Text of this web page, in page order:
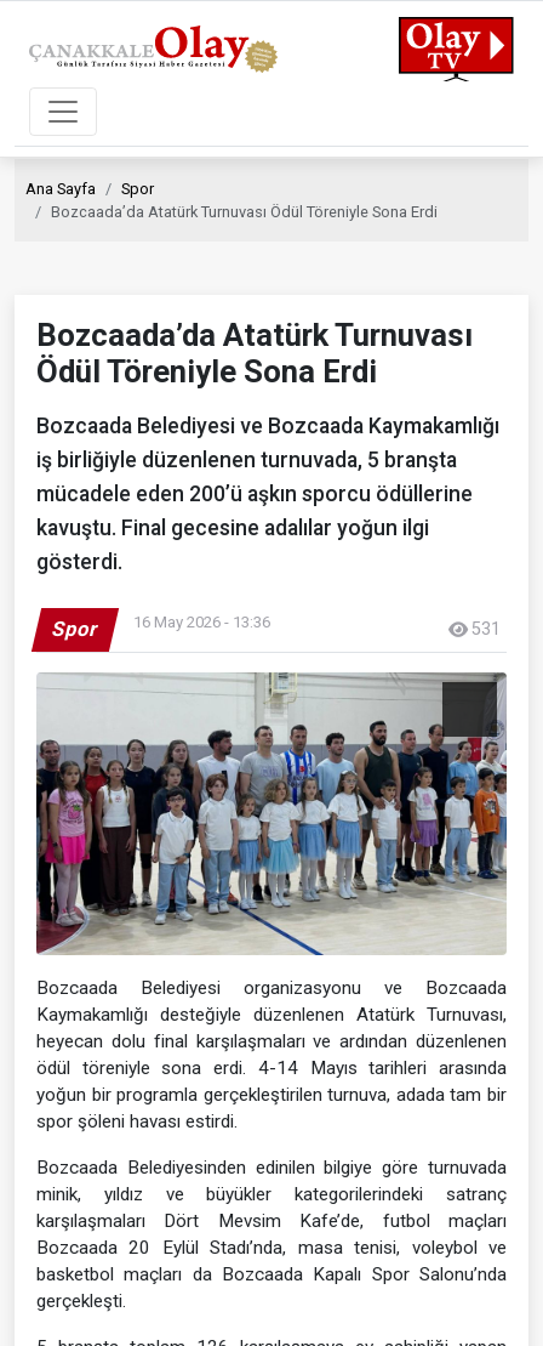
Ana Sayfa
Spor
Bozcaada’da Atatürk Turnuvası Ödül Töreniyle Sona Erdi
Bozcaada’da Atatürk Turnuvası
Ödül Töreniyle Sona Erdi
Bozcaada Belediyesi ve Bozcaada Kaymakamlığı
iş birliğiyle düzenlenen turnuvada, 5 branşta
mücadele eden 200’ü aşkın sporcu ödüllerine
kavuştu. Final gecesine adalılar yoğun ilgi
gösterdi.
Spor 16 May 2026 - 13:36 531
Bozcaada Belediyesi organizasyonu ve Bozcaada
Kaymakamlığı desteğiyle düzenlenen Atatürk Turnuvası,
heyecan dolu final karşılaşmaları ve ardından düzenlenen
ödül töreniyle sona erdi. 4-14 Mayıs tarihleri arasında
yoğun bir programla gerçekleştirilen turnuva, adada tam bir
spor şöleni havası estirdi.
Bozcaada Belediyesinden edinilen bilgiye göre turnuvada
minik, yıldız ve büyükler kategorilerindeki satranç
karşılaşmaları Dört Mevsim Kafe’de, futbol maçları
Bozcaada 20 Eylül Stadı’nda, masa tenisi, voleybol ve
basketbol maçları da Bozcaada Kapalı Spor Salonu’nda
gerçekleşti.